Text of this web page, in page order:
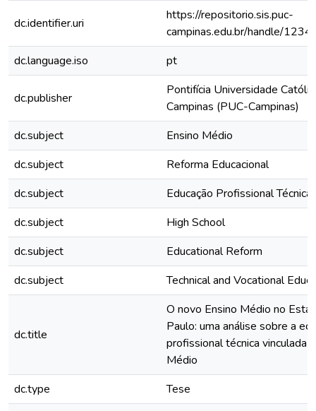
dc.identifier.uri
https://repositorio.sis.puc-
campinas.edu.br/handle/
dc.language.iso
pt
dc.publisher
Pontifícia Universidade
Campinas (PUC-Campinas)
dc.subject
Ensino Médio
dc.subject
Reforma Educacional
dc.subject
Educação Profissional Técnica
dc.subject
High School
dc.subject
Educational Reform
dc.subject
Technical and Vocational
dc.title
O novo Ensino Médio no
Paulo: uma análise sobre a
profissional técnica vinculada
Médio
dc.type
Tese